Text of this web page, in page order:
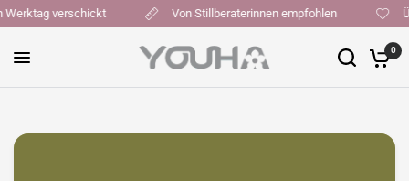
Werktag verschickt Von Stillberaterinnen empfohlen
0